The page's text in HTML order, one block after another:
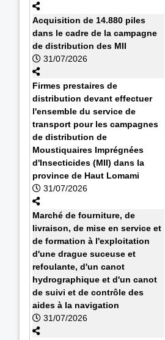
Acquisition de 14.880 piles
dans le cadre de la campagne
de distribution des MII
31/07/2026
Firmes prestaires de
distribution devant effectuer
l'ensemble du service de
transport pour les campagnes
de distribution de
Moustiquaires Imprégnées
d'Insecticides (MII) dans la
province de Haut Lomami
31/07/2026
Marché de fourniture, de
livraison, de mise en service et
de formation à l'exploitation
d'une drague suceuse et
refoulante, d'un canot
hydrographique et d'un canot
de suivi et de contrôle des
aides à la navigation
31/07/2026